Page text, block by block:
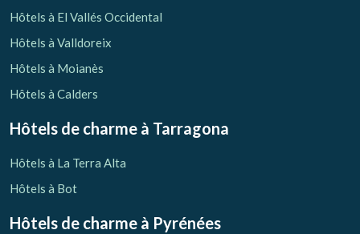
Hôtels à El Vallés Occidental
Hôtels à Valldoreix
Hôtels à Moianès
Hôtels à Calders
Hôtels de charme à Tarragona
Hôtels à La Terra Alta
Hôtels à Bot
Hôtels de charme à Pyrénées
Enregistrer les paramètres Tout accepter